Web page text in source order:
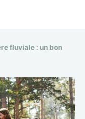
fluviale : un bon